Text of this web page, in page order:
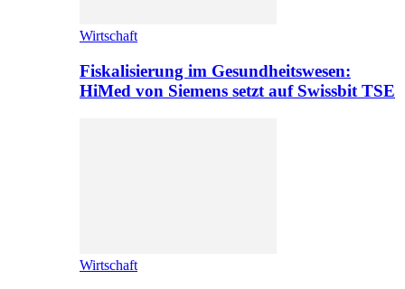
Wirtschaft
Fiskalisierung im Gesundheitswesen:
HiMed von Siemens setzt auf Swissbit TSE
Wirtschaft